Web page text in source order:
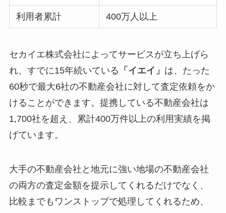
利用者累計 400万人以上
セカイエ株式会社によってサービスが立ち上げら
れ、すでに15年続いている 「イエイ」 は、たった
60秒で最大6社の不動産会社に対して査定依頼をか
けることができます。提携している不動産会社は
1,700社を超え、累計400万件以上の利用実績を掲
げています。
大手の不動産会社と地元に強い地場の不動産会社
の両方の査定金額を提示してくれるだけでなく、
比較までもワンストップで処理してくれるため、